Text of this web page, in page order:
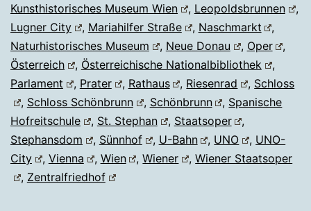
Kunsthistorisches Museum Wien
, Leopoldsbrunnen
,
Lugner City
, Mariahilfer Straße , Naschmarkt
,
Naturhistorisches Museum
, Neue Donau , Oper
,
Österreich
, Österreichische Nationalbibliothek
,
Parlament
, Prater , Rathaus , Riesenrad , Schloss
, Schloss Schönbrunn , Schönbrunn , Spanische
Hofreitschule
, St. Stephan , Staatsoper
,
Stephansdom
, Sünnhof , U-Bahn , UNO , UNO-
City
, Vienna , Wien ,Wiener ,Wiener Staatsoper
, Zentralfriedhof